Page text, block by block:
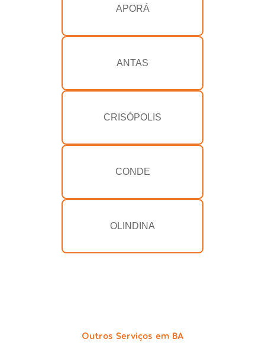
APORÁ
ANTAS
CRISÓPOLIS
CONDE
OLINDINA
Outros Serviços em BA